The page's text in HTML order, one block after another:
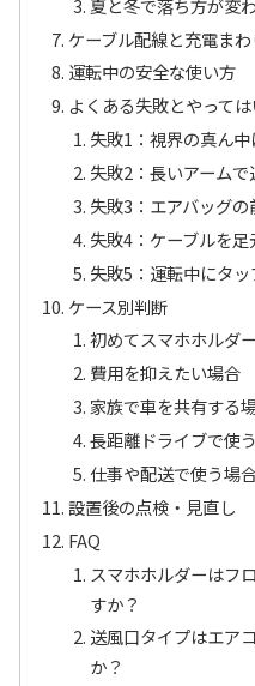
ケーブル配線と充電ま
運転中の安全な使い方
よくある失敗とやって
失敗1：視界の真ん中
失敗2：長いアームで
失敗3：エアバッグの
失敗4：ケーブルを
失敗5：運転中にタ
ケース別判断
初めてスマホホルダ
費用を抑えたい場合
家族で車を共有する
長距離ドライブで使
仕事や配送で使う場
設置後の点検・見直し
FAQ
スマホホルダーはフ
すか？
送風口タイプはエア
か？